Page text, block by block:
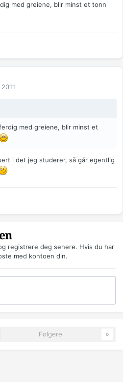
med greiene, blir minst et tonn
med greiene, blir minst et
i det jeg studerer, så går egentlig
registrere deg senere. Hvis du har
med kontoen din.
Følgere 0